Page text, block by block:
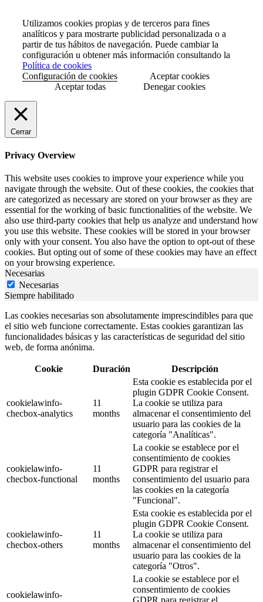
Utilizamos cookies propias y de terceros para fines
analíticos y para mostrarte publicidad personalizada o a
partir de tus hábitos de navegación. Puede cambiar la
configuración u obtener más información consultando la
Política de cookies
Configuración de cookies
Aceptar cookies
Aceptar todas
Denegar cookies
Cerrar
Privacy Overview
This website uses cookies to improve your experience while you
navigate through the website. Out of these cookies, the cookies that
are categorized as necessary are stored on your browser as they are
essential for the working of basic functionalities of the website. We
also use third-party cookies that help us analyze and understand how
you use this website. These cookies will be stored in your browser
only with your consent. You also have the option to opt-out of these
cookies. But opting out of some of these cookies may have an effect
on your browsing experience.
Necesarias
Necesarias
Siempre habilitado
Las cookies necesarias son absolutamente imprescindibles para que
el sitio web funcione correctamente. Estas cookies garantizan las
funcionalidades básicas y las características de seguridad del sitio
web, de forma anónima.
Cookie Duración Descripción
cookielawinfo-
checbox-analytics
11
months
Esta cookie es establecida por el
plugin GDPR Cookie Consent.
La cookie se utiliza para
almacenar el consentimiento del
usuario para las cookies de la
categoría "Analíticas".
cookielawinfo-
checbox-functional
11
months
La cookie se establece por el
consentimiento de cookies
GDPR para registrar el
consentimiento del usuario para
las cookies en la categoría
"Funcional".
cookielawinfo-
checbox-others
11
months
Esta cookie es establecida por el
plugin GDPR Cookie Consent.
La cookie se utiliza para
almacenar el consentimiento del
usuario para las cookies de la
categoría "Otros".
cookielawinfo-
La cookie se establece por el
consentimiento de cookies